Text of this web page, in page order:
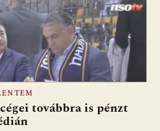
továbbra is pénzt